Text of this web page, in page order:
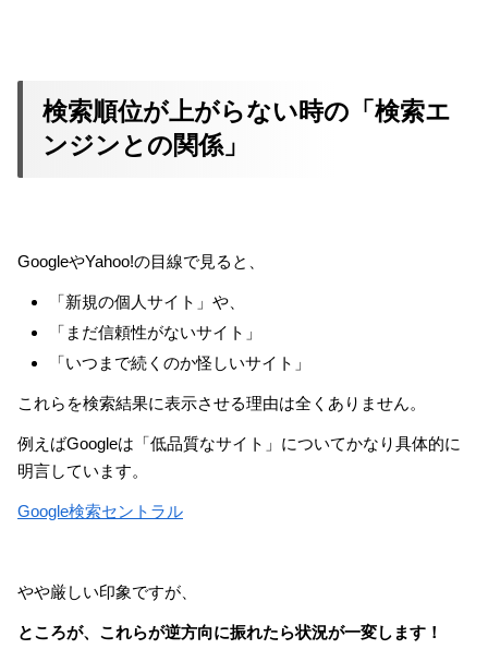
検索順位が上がらない時の「検索エ
ンジンとの関係」
GoogleやYahoo!の目線で見ると、
「新規の個人サイト」や、
「まだ信頼性がないサイト」
「いつまで続くのか怪しいサイト」
これらを検索結果に表示させる理由は全くありません。
例えばGoogleは「低品質なサイト」についてかなり具体的に
明言しています。
Google検索セントラル
やや厳しい印象ですが、
ところが、これらが逆方向に振れたら状況が一変します！